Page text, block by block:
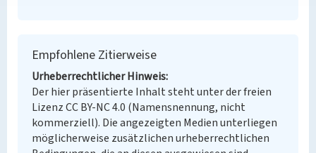
Empfohlene Zitierweise
Urheberrechtlicher Hinweis
Der hier präsentierte Inhalt steht unter der freien
Lizenz CC BY-NC 4.0 (Namensnennung, nicht
kommerziell). Die angezeigten Medien unterliegen
möglicherweise zusätzlichen urheberrechtlichen